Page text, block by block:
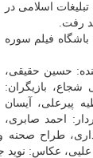
اسلامی در
رفت.
فیلم سوره
حسین حقیقی،
بازیگران:
پیرعلی، آیسان
احمد صابری،
طراح صحنه
علیی، عکاس: